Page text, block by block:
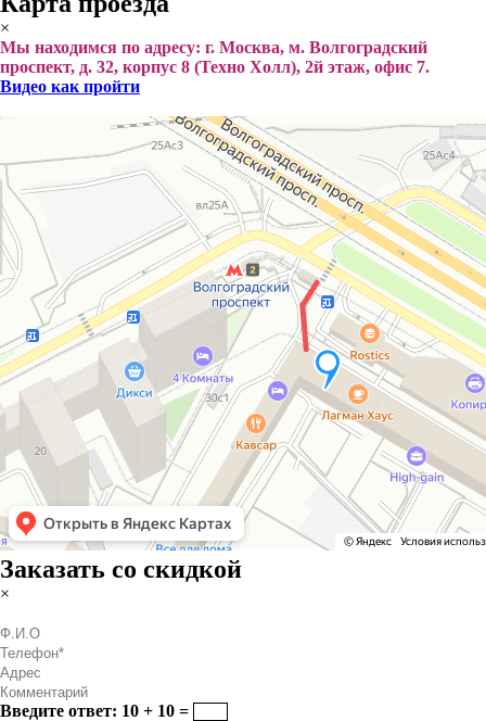
×
Мы находимся по адресу: г. Москва, м. Волгоградский
проспект, д. 32, корпус 8 (Техно Холл), 2й этаж, офис 7.
Видео как пройти
Заказать со скидкой
×
Введите ответ: 10 + 10 =